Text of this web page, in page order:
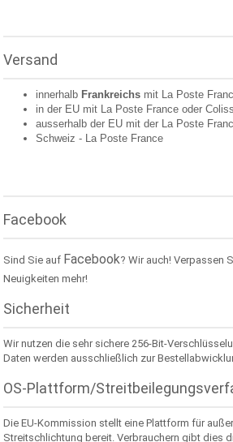
Versand
innerhalb Frankreichs mit La Poste
in der EU mit La Poste France oder
ausserhalb der EU mit der La Poste
Schweiz - La Poste France
Facebook
Sind Sie auf Facebook? Wir auch! Verpassen
Neuigkeiten mehr!
Sicherheit
Wir nutzen die sehr sichere 256-Bit-
Daten werden ausschließlich zur
OS-Plattform/
Die EU-Kommission stellt eine Plattform für
Streitschlichtung bereit. Verbrauchern gibt dies